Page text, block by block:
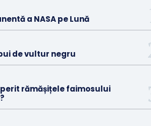
a NASA pe Lună
de vultur negru
rămășițele faimosului